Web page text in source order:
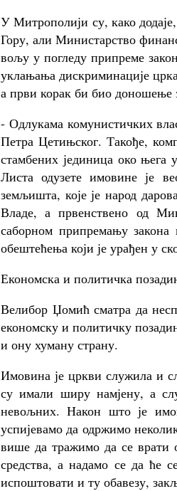
У Митрополији су, како
Гору, али Министарство
вољу у погледу припреме
уклањања дискриминације
а први корак би био доношење
- Одлукама комунистичких
Петра Цетињског. Такође,
стамбених јединица око
Листа одузете имовине је
земљишта, које је народ
Владе, а првенствено од
саборном припремању
обештећења који је урађен у
Економска и политичка
Велибор Џомић сматра да
економску и политичку
и ону хуману страну.
Имовина је цркви служила и
су имали ширу намјену, а
невољних. Након што је
успијевамо да одржимо
више да тражимо да се врати
средства, а надамо се да ће
испоштовати и ту обавезу,